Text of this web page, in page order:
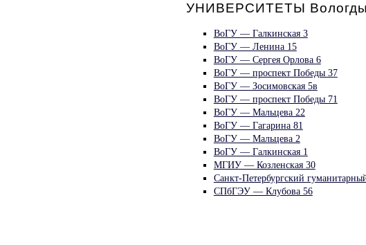
УНИВЕРСИТЕТЫ Вологды
ВоГУ — Галкинская 3
ВоГУ — Ленина 15
ВоГУ — Сергея Орлова 6
ВоГУ — проспект Победы 37
ВоГУ — Зосимовская 5в
ВоГУ — проспект Победы 71
ВоГУ — Мальцева 22
ВоГУ — Гагарина 81
ВоГУ — Мальцева 2
ВоГУ — Галкинская 1
МГИУ — Козленская 30
Санкт-Петербургский
СПбГЭУ — Клубова 56